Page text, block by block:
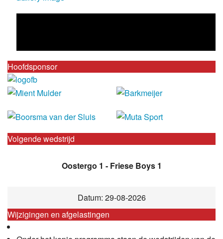
Hoofdsponsor
Volgende wedstrijd
Oostergo 1 - Friese Boys 1
Datum: 29-08-2026
Wijzigingen en afgelastingen